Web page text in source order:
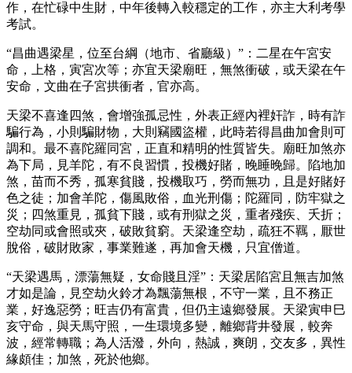
作，在忙碌中生財，中年後轉入較穩定的工作，亦主大利考學
考試。
“昌曲遇梁星，位至台綱（地市、省廳級）”：二星在午宮安
命，上格，寅宮次等；亦宜天梁廟旺，無煞衝破，或天梁在午
安命，文曲在子宮拱衝者，官亦高。
天梁不喜逢四煞，會增強孤忌性，外表正經內裡奸詐，時有詐
騙行為，小則騙財物，大則竊國盜權，此時若得昌曲加會則可
調和。最不喜陀羅同宮，正直和精明的性質皆失。廟旺加煞亦
為下局，見羊陀，有不良習慣，投機好賭，晚睡晚歸。陷地加
煞，苗而不秀，孤寒貧賤，投機取巧，勞而無功，且是好賭好
色之徒；加會羊陀，傷風敗俗，血光刑傷；陀羅同，防牢獄之
災；四煞重見，孤貧下賤，或有刑獄之災，重者殘疾、夭折；
空劫同或會照或夾，破敗貧窮。天梁逢空劫，疏狂不羈，厭世
脫俗，破財敗家，事業難遂，再加會天機，只宜僧道。
“天梁遇馬，漂蕩無疑，女命賤且淫”：天梁居陷宮且無吉加煞
才如是論，見空劫火鈴才為飄蕩無根，不守一業，且不務正
業，好逸惡勞；旺吉仍有富貴，但仍主遠鄉發展。天梁寅申巳
亥守命，與天馬守照，一生環境多變，離鄉背井發展，較奔
波，經常轉職；為人活潑，外向，熱誠，爽朗，交友多，異性
緣頗佳；加煞，死於他鄉。